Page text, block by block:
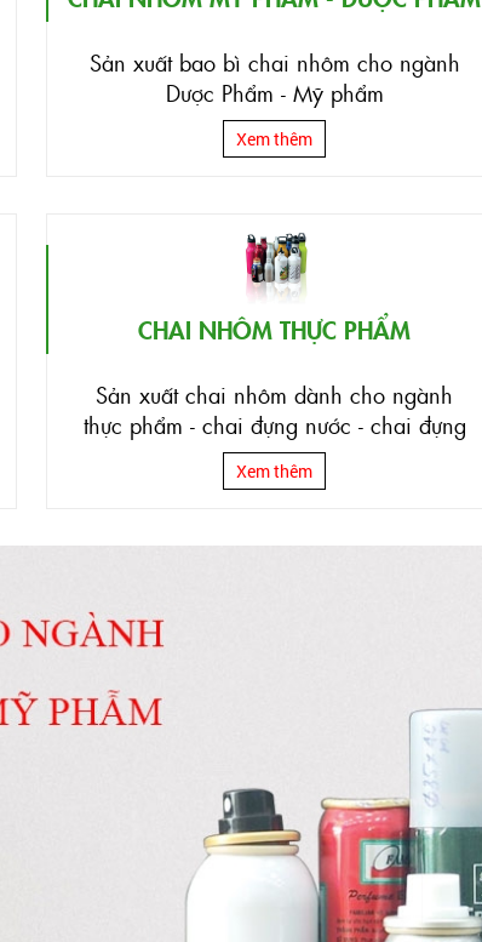
Sản xuất bao bì chai nhôm cho ngành
Dược Phẩm - Mỹ phẩm
Xem thêm
CHAI NHÔM THỰC PHẨM
Sản xuất chai nhôm dành cho ngành
thực phẩm - chai đựng nước - chai đựng
bia
Xem thêm